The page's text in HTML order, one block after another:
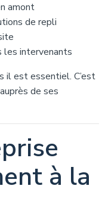
amont
de repli
les intervenants
il est essentiel. C’est
de ses
à la